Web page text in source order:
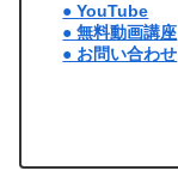
● YouTube
● 無料動画講座
● お問い合わせ